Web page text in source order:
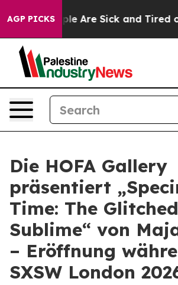
AGP PICKS
“People Are Sick and Tired of
Die HOFA Gallery
präsentiert
Time: The Glitched
Sublime“ von
– Eröffnung
SXSW London